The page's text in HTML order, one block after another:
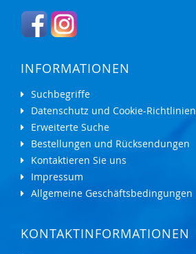
INFORMATIONEN
Suchbegriffe
Datenschutz und Cookie-Richtlinien
Erweiterte Suche
Bestellungen und Rücksendungen
Kontaktieren Sie uns
Impressum
Allgemeine Geschäftsbedingungen
KONTAKTINFORMATIONEN